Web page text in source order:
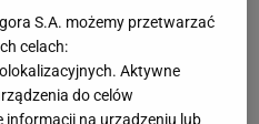
jedynka ciążyła Idze
z czym mierzyła
S.A. możemy przetwarzać
celach:
Aktywne
do celów
na urządzeniu lub